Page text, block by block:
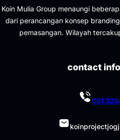
Koin Mulia Group menaungi
dari perancangan konsep
pemasangan. Wilayah
contact
081